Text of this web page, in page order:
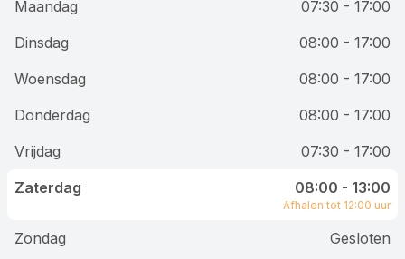
Maandag
07:30 - 17:00
Dinsdag
08:00 - 17:00
Woensdag
08:00 - 17:00
Donderdag
08:00 - 17:00
Vrijdag
07:30 - 17:00
Zaterdag
08:00 - 13:00
Afhalen tot 12:00 uur
Zondag Gesloten